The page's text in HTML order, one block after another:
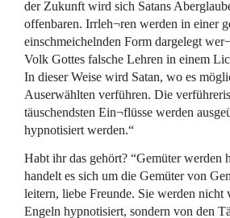
der Zukunft wird sich Satans
offenbaren. Irrleh¬ren werden in einer
einschmeichelnden Form dargelegt
Volk Gottes falsche Lehren in einem
In dieser Weise wird Satan, wo es
Auserwählten verführen. Die
täuschendsten Ein¬flüsse werden
hypnotisiert werden.“
Habt ihr das gehört? “Gemüter werden
handelt es sich um die Gemüter von
leitern, liebe Freunde. Sie werden nicht
Engeln hypnotisiert, sondern von den